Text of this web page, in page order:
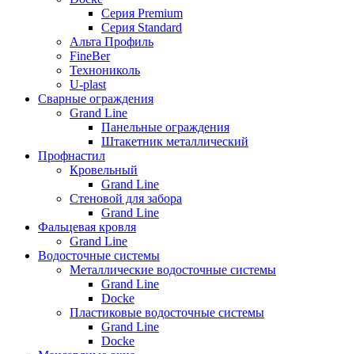
Серия Premium
Серия Standard
Альта Профиль
FineBer
Технониколь
U-plast
Сварные ограждения
Grand Line
Панельные ограждения
Штакетник металлический
Профнастил
Кровельный
Grand Line
Стеновой для забора
Grand Line
Фальцевая кровля
Grand Line
Водосточные системы
Металлические водосточные системы
Grand Line
Docke
Пластиковые водосточные системы
Grand Line
Docke